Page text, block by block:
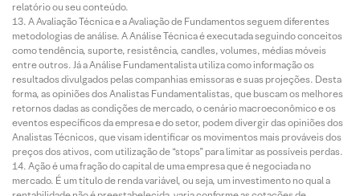
relatório ou seu conteúdo.
A Avaliação Técnica e a Avaliação de Fundamentos seguem diferentes
metodologias de análise. A Análise Técnica é executada seguindo conceitos
como tendência, suporte, resistência, candles, volumes, médias móveis
entre outros. Já a Análise Fundamentalista utiliza como informação os
resultados divulgados pelas companhias emissoras e suas projeções. Desta
forma, as opiniões dos Analistas Fundamentalistas, que buscam os melhores
retornos dadas as condições de mercado, o cenário macroeconômico e os
eventos específicos da empresa e do setor, podem divergir das opiniões dos
Analistas Técnicos, que visam identificar os movimentos mais prováveis dos
preços dos ativos, com utilização de “stops” para limitar as possíveis perdas.
Ação é uma fração do capital de uma empresa que é negociada no
mercado. É um título de renda variável, ou seja, um investimento no qual a